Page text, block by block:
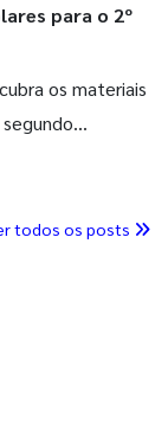
para o 2º
os materiais
todos os posts